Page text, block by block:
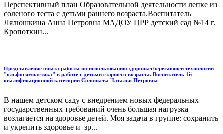
Перспективный план Образовательной деятельности лепке из
соленого теста с детьми раннего возраста.Воспитатель
Лялюшкина Анна Петровна МАДОУ ЦРР детский сад №14 г.
Кропоткин...
Представление опыта работы по использованию здоровьесберегающей технологии
"ольфогимнастика" в работе с детьми старшего возраста. Воспитатель 1й
квалификационной категории Соловьева Наталья Петровна
В нашем детском саду с внедрением новых федеральных
государственных требований очень большая нагрузка
возлагается на здоровье детей. Моя задача в группе: сохранить
и укрепить здоровье и зр...